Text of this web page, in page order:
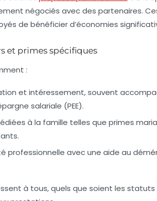
négociés avec des partenaires.
de bénéficier d’économies
et primes spécifiques
:
et intéressement, souvent
salariale (PEE).
à la famille telles que primes
professionnelle avec une aide au
à tous, quels que soient les